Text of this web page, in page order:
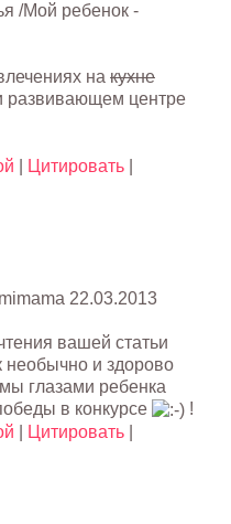
/Мой ребенок -
на кухне
развивающем центре
Цитировать
22.03.2013
вашей статьи
необычно и здорово
глазами ребенка
в конкурсе
!
Цитировать